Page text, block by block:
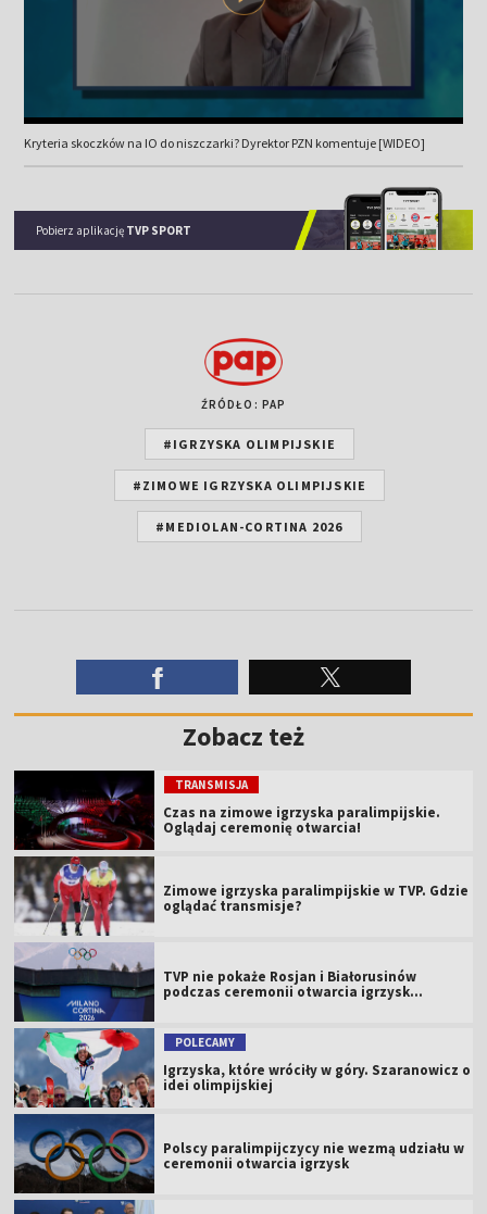
Kryteria skoczków na IO do niszczarki? Dyrektor PZN komentuje [WIDEO]
Pobierz aplikację TVP SPORT
ŹRÓDŁO: PAP
#IGRZYSKA OLIMPIJSKIE
#ZIMOWE IGRZYSKA OLIMPIJSKIE
#MEDIOLAN-CORTINA 2026
Zobacz też
TRANSMISJA
Czas na zimowe igrzyska paralimpijskie.
Oglądaj ceremonię otwarcia!
Zimowe igrzyska paralimpijskie w TVP. Gdzie
oglądać transmisje?
TVP nie pokaże Rosjan i Białorusinów
podczas ceremonii otwarcia igrzysk
POLECAMY
Igrzyska, które wróciły w góry. Szaranowicz o
idei olimpijskiej
Polscy paralimpijczycy nie wezmą udziału w
ceremonii otwarcia igrzysk